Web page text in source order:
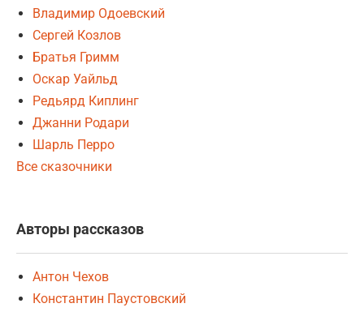
Владимир Одоевский
Сергей Козлов
Братья Гримм
Оскар Уайльд
Редьярд Киплинг
Джанни Родари
Шарль Перро
Все сказочники
Авторы рассказов
Антон Чехов
Константин Паустовский